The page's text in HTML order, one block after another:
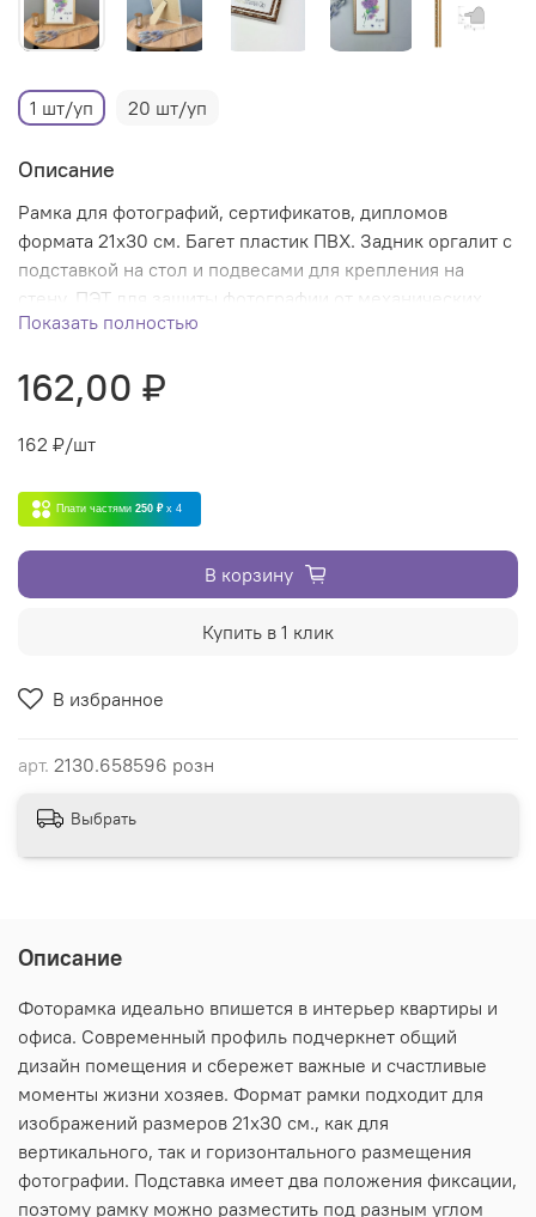
В избранное
арт. 2130.658596 розн
1 шт/уп 20 шт/уп
Описание
Рамка для фотографий, сертификатов, дипломов
формата 21х30 см. Багет пластик ПВХ. Задник оргалит с
подставкой на стол и подвесами для крепления на
стену. ПЭТ для защиты фотографии от механических
повреждений.
Показать полностью
162,00 ₽
162 ₽/шт
Плати частями 250 ₽ x 4
В корзину
Купить в 1 клик
Выбрать
Описание
Фоторамка идеально впишется в интерьер квартиры и
офиса. Современный профиль подчеркнет общий
дизайн помещения и сбережет важные и счастливые
моменты жизни хозяев. Формат рамки подходит для
изображений размеров 21х30 см., как для
вертикального, так и горизонтального размещения
фотографии. Подставка имеет два положения фиксации,
поэтому рамку можно разместить под разным углом